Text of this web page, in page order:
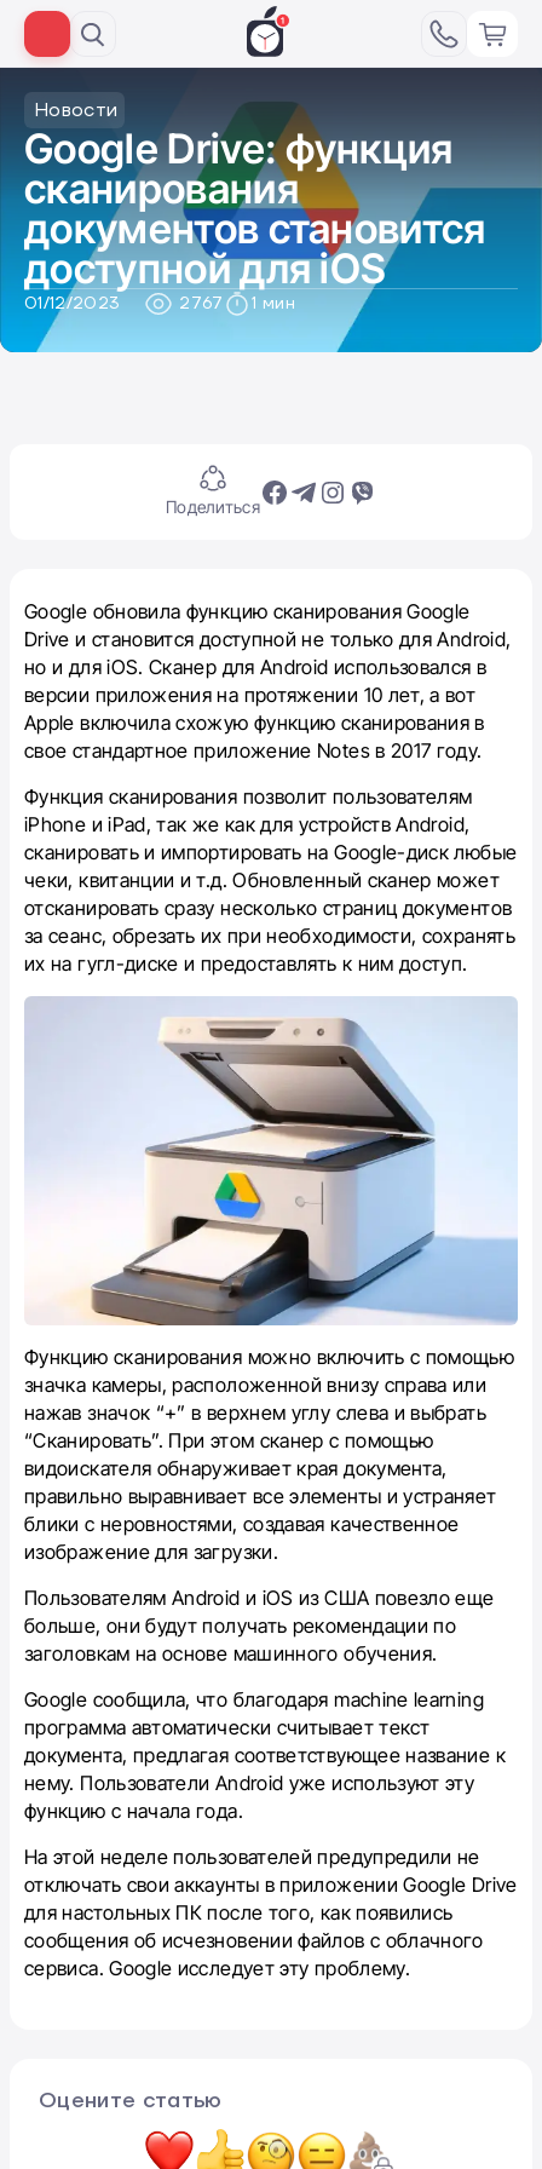
Новости
Google Drive: функция
сканирования
документов становится
доступной для iOS
01/12/2023 2767 1 мин
Поделиться
Google обновила функцию сканирования Google
Drive и становится доступной не только для Android,
но и для iOS. Сканер для Android использовался в
версии приложения на протяжении 10 лет, а вот
Apple включила схожую функцию сканирования в
свое стандартное приложение Notes в 2017 году.
Функция сканирования позволит пользователям
iPhone и iPad, так же как для устройств Android,
сканировать и импортировать на Google-диск любые
чеки, квитанции и т.д. Обновленный сканер может
отсканировать сразу несколько страниц документов
за сеанс, обрезать их при необходимости, сохранять
их на гугл-диске и предоставлять к ним доступ.
Функцию сканирования можно включить с помощью
значка камеры, расположенной внизу справа или
нажав значок “+” в верхнем углу cлева и выбрать
“Сканировать”. При этом сканер с помощью
видоискателя обнаруживает края документа,
правильно выравнивает все элементы и устраняет
блики с неровностями, создавая качественное
изображение для загрузки.
Пользователям Android и iOS из США повезло еще
больше, они будут получать рекомендации по
заголовкам на основе машинного обучения.
Google сообщила, что благодаря machine learning
программа автоматически считывает текст
документа, предлагая соответствующее название к
нему. Пользователи Android уже используют эту
функцию с начала года.
На этой неделе пользователей предупредили не
отключать свои аккаунты в приложении Google Drive
для настольных ПК после того, как появились
сообщения об исчезновении файлов с облачного
сервиса. Google исследует эту проблему.
Оцените статью